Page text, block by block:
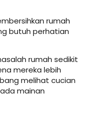
rumah
butuh perhatian
rumah sedikit
mereka lebih
melihat cucian
mainan